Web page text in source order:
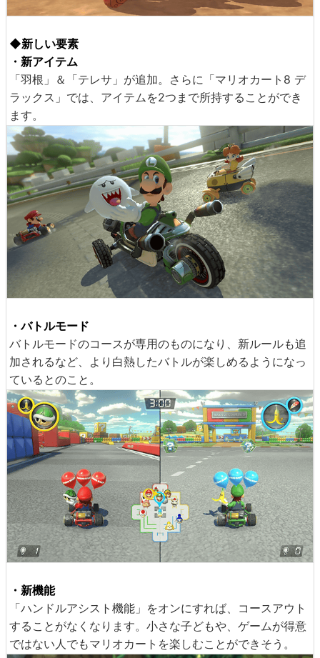
◆新しい要素
・新アイテム
「羽根」＆「テレサ」が追加。さらに「マリオカート8 デ
ラックス」では、アイテムを2つまで所持することができ
ます。
・バトルモード
バトルモードのコースが専用のものになり、新ルールも追
加されるなど、より白熱したバトルが楽しめるようになっ
ているとのこと。
・新機能
「ハンドルアシスト機能」をオンにすれば、コースアウト
することがなくなります。小さな子どもや、ゲームが得意
ではない人でもマリオカートを楽しむことができそう。